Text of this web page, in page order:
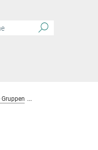
Gruppen